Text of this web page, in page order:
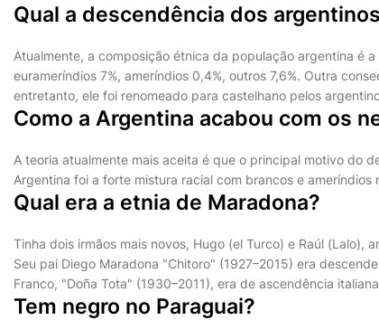
Qual a descendência dos
Atualmente, a composição étnica da população argentina é
eurameríndios 7%, ameríndios 0,4%, outros 7,6%. Outra
entretanto, ele foi renomeado para castelhano pelos
Como a Argentina acabou com os
A teoria atualmente mais aceita é que o principal motivo do
Argentina foi a forte mistura racial com brancos e ameríndios
Qual era a etnia de Maradona?
Tinha dois irmãos mais novos, Hugo (el Turco) e Raúl (Lalo),
Seu pai Diego Maradona "Chitoro" (1927–2015) era
Franco, "Doña Tota" (1930–2011), era de ascendência
Tem negro no Paraguai?